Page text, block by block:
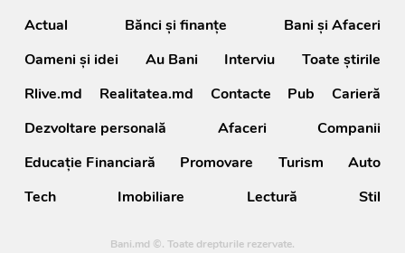
Actual Bănci şi finanţe
Bani și Afaceri
Oameni şi idei
Au Bani Interviu
Toate știrile
Rlive.md
Realitatea.md Contacte Pub
Carieră
Dezvoltare personală
Afaceri
Companii
Educație Financiară
Promovare Turism
Auto
Tech
Imobiliare Lectură Stil
Bani.md ©. Toate drepturile rezervate.